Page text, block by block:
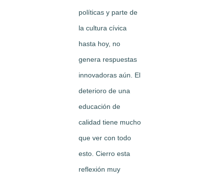
políticas y parte de
la cultura cívica
hasta hoy, no
genera respuestas
innovadoras aún. El
deterioro de una
educación de
calidad tiene mucho
que ver con todo
esto. Cierro esta
reflexión muy